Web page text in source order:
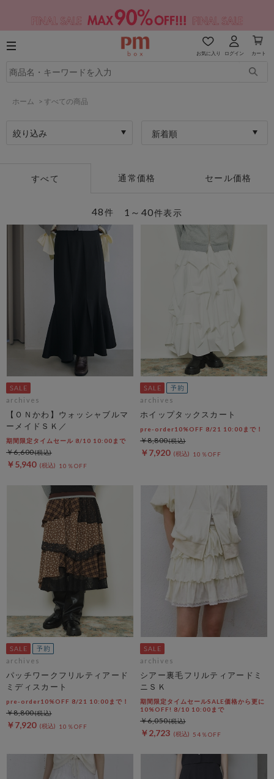
お気に入り ログイン カート
ホーム > すべての商品
絞り込み 新着順
すべて 通常価格 セール価格
1～40件表示
48件
archives
【ＯＮかわ】ウォッシャブルマ
ーメイドＳＫ／
期間限定タイムセール 8/10 10:00まで
￥5,940 10％OFF
￥6,600
archives
ホイップタックスカート
pre-order10%OFF 8/21 10:00まで！
￥7,920 10％OFF
￥8,800
archives
パッチワークフリルティアード
ミディスカート
pre-order10%OFF 8/21 10:00まで！
￥7,920 10％OFF
￥8,800
archives
シアー裏毛フリルティアードミ
ニＳＫ
期間限定タイムセールSALE価格から更に
10%OFF! 8/10 10:00まで
￥2,723 54％OFF
￥6,050